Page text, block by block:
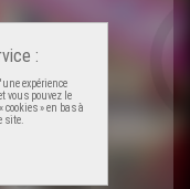
:
expérience
vous pouvez le
» en bas à
site.
(1)